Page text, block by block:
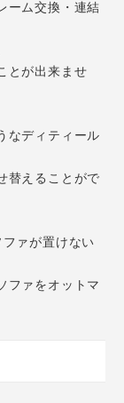
ーム交換・連結
とが出来ませ
なディティール
替えることがで
ァが置けない
ファをオットマ